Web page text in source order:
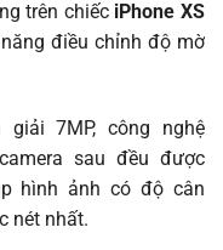
trên chiếc iPhone XS
điều chỉnh độ mờ
7MP, công nghệ
sau đều được
hình ảnh có độ cân
nét nhất.